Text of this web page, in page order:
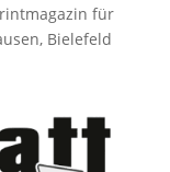
für
Bielefeld